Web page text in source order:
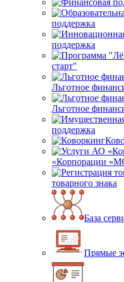
поддержка
поддержка
старт"
Льготное
Льготное
поддержка
«Корпорации
товарного знака
База
Прямые